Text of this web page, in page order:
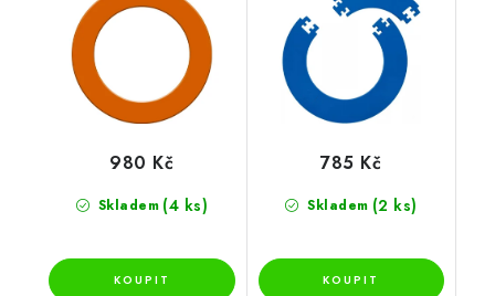
Skladem (4 ks)
980 Kč
Skladem (2 ks)
785 Kč